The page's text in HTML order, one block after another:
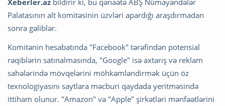
Palatasının alt komitəsinin üzvləri apardığı araşdırmadan
sonra gəliblər.
Komitənin hesabatında "Facebook" tərəfindən potensial
rəqiblərin satınalmasında, "Google" isə axtarış və reklam
sahələrində mövqelərini möhkəmləndirmək üçün öz
texnologiyasını saytlara məcburi qaydada yeritməsində
ittiham olunur. "Amazon" və "Apple" şirkətləri mənfəətlərini